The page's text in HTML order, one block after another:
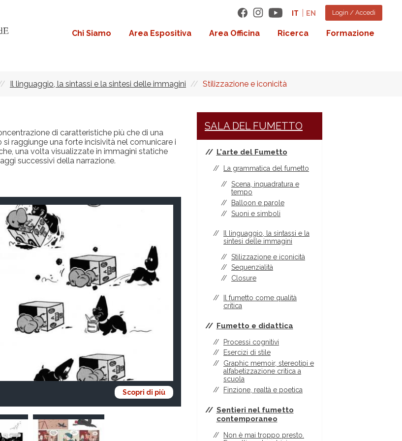
IT EN Login / Accedi
Navigazione
Chi Siamo Area Espositiva Area Officina Ricerca Formazione
Il linguaggio, la sintassi e la sintesi delle immagini Stilizzazione e iconicità
di caratteristiche più che di una
raggiunge una forte incisività nel comunicare i
una volta visualizzate in immagini statiche
successivi della narrazione.
Scopri di più
SALA DEL FUMETTO
L'arte del Fumetto
La grammatica del fumetto
Scena, inquadratura e
tempo
Balloon e parole
Suoni e simboli
Il linguaggio, la sintassi e la
sintesi delle immagini
Stilizzazione e iconicità
Sequenzialità
Closure
Il fumetto come qualità
critica
Fumetto e didattica
Processi cognitivi
Esercizi di stile
Graphic memoir, stereotipi e
alfabetizzazione critica a
scuola
Finzione, realtà e poetica
Sentieri nel fumetto
contemporaneo
Non è mai troppo presto.